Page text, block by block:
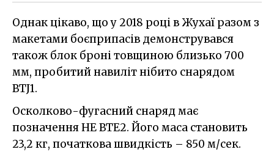
Однак цікаво, що у 2018 році в Жухаї разом з
макетами боєприпасів демонструвався
також блок броні товщиною близько 700
мм, пробитий навиліт нібито снарядом
BTJ1.
Осколково-фугасний снаряд має
позначення HE BTE2. Його маса становить
23,2 кг, початкова швидкість – 850 м/сек.